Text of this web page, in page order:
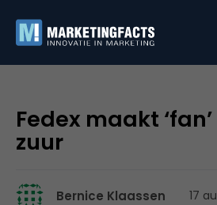
Fedex maakt
zuur
Bernice Klaassen 17